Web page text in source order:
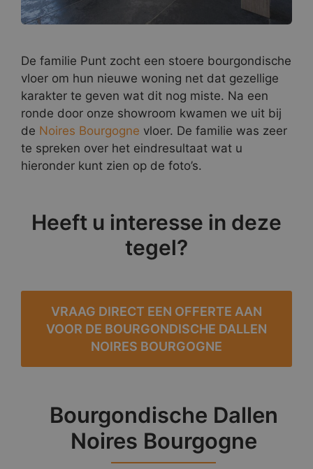
De familie Punt zocht een stoere bourgondische
vloer om hun nieuwe woning net dat gezellige
karakter te geven wat dit nog miste. Na een
ronde door onze showroom kwamen we uit bij
de Noires Bourgogne vloer. De familie was zeer
te spreken over het eindresultaat wat u
hieronder kunt zien op de foto’s.
Heeft u interesse in deze
tegel?
VRAAG DIRECT EEN OFFERTE AAN
VOOR DE BOURGONDISCHE DALLEN
NOIRES BOURGOGNE
Bourgondische Dallen
Noires Bourgogne